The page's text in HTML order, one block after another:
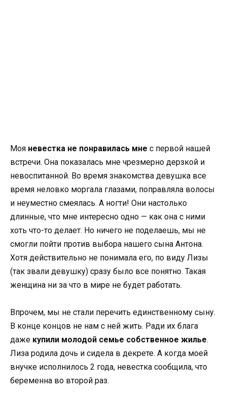
Моя невестка не понравилась мне с первой нашей
встречи. Она показалась мне чрезмерно дерзкой и
невоспитанной. Во время знакомства девушка все
время неловко моргала глазами, поправляла волосы
и неуместно смеялась. А ногти! Они настолько
длинные, что мне интересно одно — как она с ними
хоть что-то делает. Но ничего не поделаешь, мы не
смогли пойти против выбора нашего сына Антона.
Хотя действительно не понимала его, по виду Лизы
(так звали девушку) сразу было все понятно. Такая
женщина ни за что в мире не будет работать.
Впрочем, мы не стали перечить единственному сыну.
В конце концов не нам с ней жить. Ради их блага
даже купили молодой семье собственное жилье.
Лиза родила дочь и сидела в декрете. А когда моей
внучке исполнилось 2 года, невестка сообщила, что
беременна во второй раз.